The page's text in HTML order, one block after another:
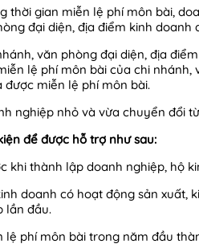
thời gian miễn lệ phí môn bài,
đại diện, địa điểm kinh
văn phòng đại diện, địa
lệ phí môn bài của chi
được miễn lệ phí môn bài.
nghiệp nhỏ và vừa chuyển đổi
để được hỗ trợ như sau:
khi thành lập doanh nghiệp, hộ
doanh có hoạt động sản xuất,
lần đầu.
lệ phí môn bài trong năm đầu